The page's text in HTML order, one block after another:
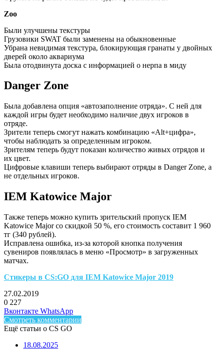
Zoo
Были улучшены текстуры
Грузовики SWAT были заменены на обыкновенные
Убрана невидимая текстура, блокирующая гранаты у двойных
дверей около аквариума
Была отодвинута доска с информацией о нерпа в миду
Danger Zone
Была добавлена опция «автозаполнение отряда». С ней для
каждой игры будет необходимо наличие двух игроков в
отряде.
Зрители теперь смогут нажать комбинацию «Alt+цифра»,
чтобы наблюдать за определенным игроком.
Зрителям теперь будут показан количество живых отрядов и
их цвет.
Цифровые клавиши теперь выбирают отряды в Danger Zone, а
не отдельных игроков.
IEM Katowice Major
Также теперь можно купить зрительский пропуск IEM
Katowice Major со скидкой 50 %, его стоимость составит 1 960
тг (340 рублей).
Исправлена ошибка, из-за которой кнопка получения
сувениров появлялась в меню «Просмотр» в загруженных
матчах.
Стикеры в CS:GO для IEM Katowice Major 2019
27.02.2019
0 227
Facebook
Twitter
LinkedIn
Вконтакте WhatsAppTelegram
Смотреть комментарии
Ещё статьи о CS GO
18.08.2025